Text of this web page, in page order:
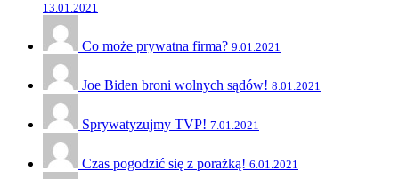
13.01.2021
Co może prywatna firma? 9.01.2021
Joe Biden broni wolnych sądów! 8.01.2021
Sprywatyzujmy TVP! 7.01.2021
Czas pogodzić się z porażką! 6.01.2021